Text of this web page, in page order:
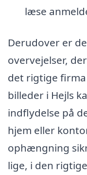
læse
Derudover er
overvejelser,
det rigtige
billeder i Hejls
indflydelse på
hjem eller
ophængning
lige, i den